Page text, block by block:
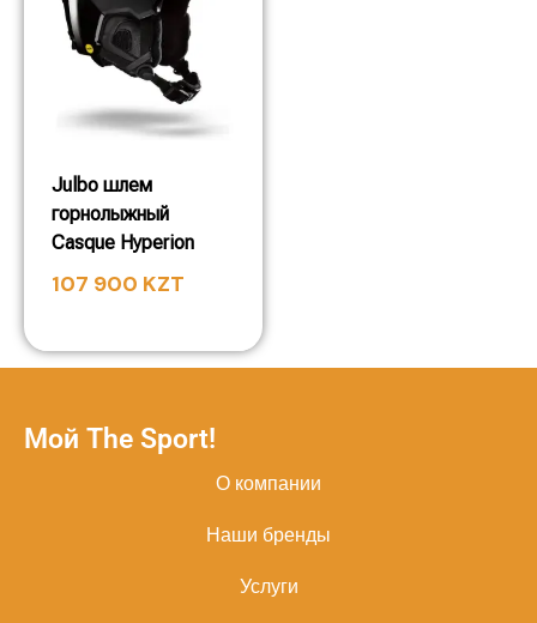
Julbo шлем
горнолыжный
Casque Hyperion
107 900 KZT
Мой The Sport!
О компании
Наши бренды
Услуги